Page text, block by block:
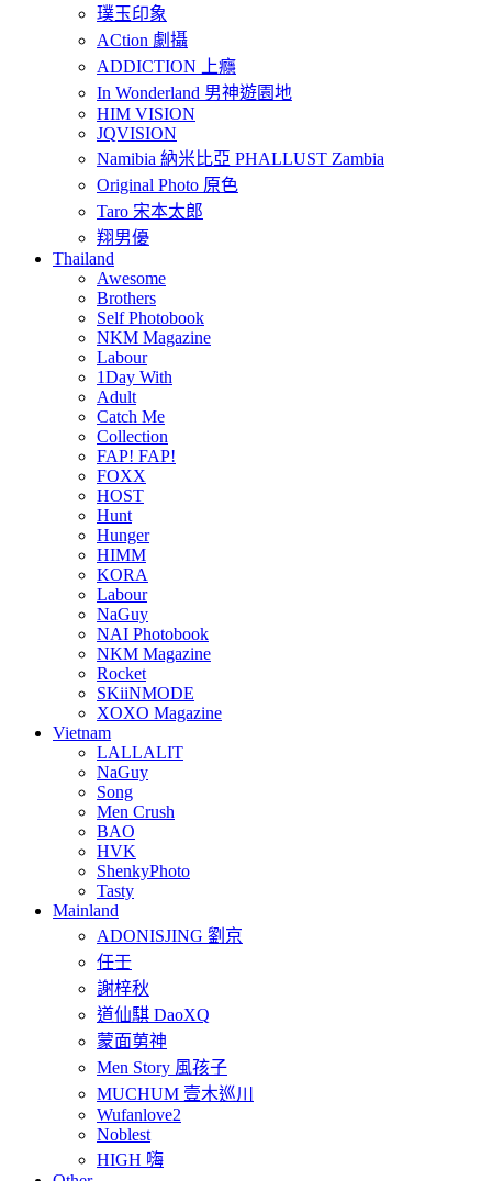
璞玉印象
ACtion 劇攝
ADDICTION 上癮
In Wonderland 男神遊園地
HIM VISION
JQVISION
Namibia 納米比亞 PHALLUST Zambia
Original Photo 原色
Taro 宋本太郎
翔男優
Thailand
Awesome
Brothers
Self Photobook
NKM Magazine
Labour
1Day With
Adult
Catch Me
Collection
FAP! FAP!
FOXX
HOST
Hunt
Hunger
HIMM
KORA
Labour
NaGuy
NAI Photobook
NKM Magazine
Rocket
SKiiNMODE
XOXO Magazine
Vietnam
LALLALIT
NaGuy
Song
Men Crush
BAO
HVK
ShenkyPhoto
Tasty
Mainland
ADONISJING 劉京
任壬
謝梓秋
道仙騏 DaoXQ
蒙面莮神
Men Story 風孩子
MUCHUM 壹木巡川
Wufanlove2
Noblest
HIGH 嗨